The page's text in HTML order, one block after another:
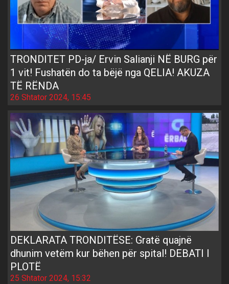
TRONDITET PD-ja/ Ervin Salianji NË BURG për
1 vit! Fushatën do ta bëjë nga QELIA! AKUZA
TË RËNDA
26 Shtator 2024, 15:45
DEKLARATA TRONDITËSE: Gratë quajnë
dhunim vetëm kur bëhen për spital! DEBATI I
PLOTË
25 Shtator 2024, 15:32